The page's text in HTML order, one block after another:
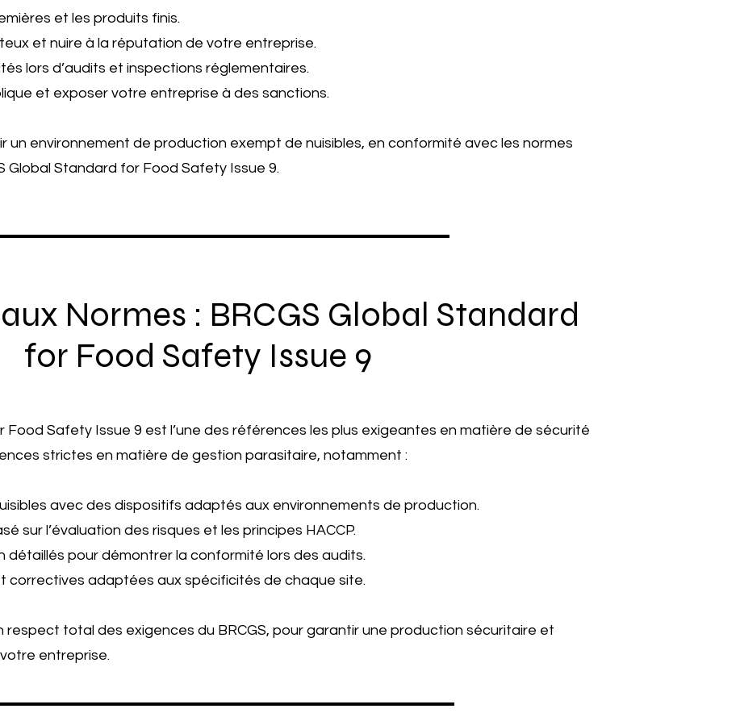
et les produits finis.
et nuire à la réputation de votre entreprise.
lors d’audits et inspections réglementaires.
et exposer votre entreprise à des sanctions.
un environnement de production exempt de nuisibles, en conformité avec les normes
Global Standard for Food Safety Issue 9.
Normes : BRCGS Global Standard
for Food Safety Issue 9
Food Safety Issue 9 est l’une des références les plus exigeantes en matière de sécurité
strictes en matière de gestion parasitaire, notamment :
avec des dispositifs adaptés aux environnements de production.
sur l’évaluation des risques et les principes HACCP.
pour démontrer la conformité lors des audits.
adaptées aux spécificités de chaque site.
respect total des exigences du BRCGS, pour garantir une production sécuritaire et
entreprise.